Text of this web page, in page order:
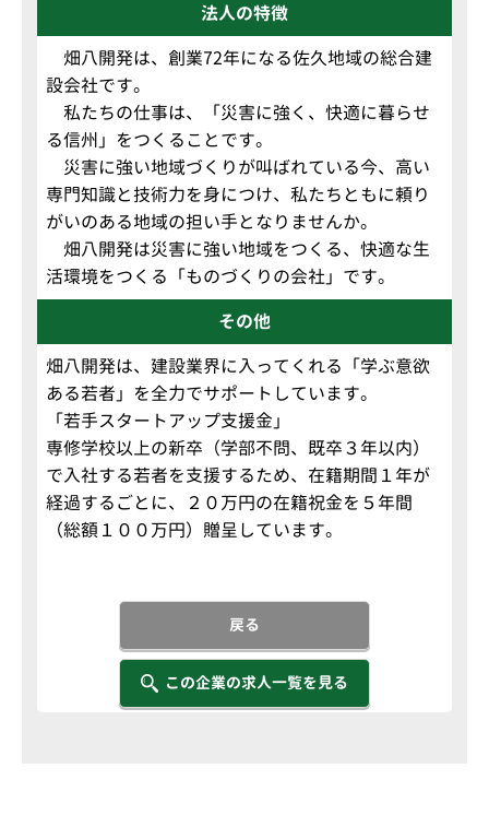
法人の特徴
畑八開発は、創業72年になる佐久地域の総合建
設会社です。
私たちの仕事は、「災害に強く、快適に暮らせ
る信州」をつくることです。
災害に強い地域づくりが叫ばれている今、高い
専門知識と技術力を身につけ、私たちともに頼り
がいのある地域の担い手となりませんか。
畑八開発は災害に強い地域をつくる、快適な生
活環境をつくる「ものづくりの会社」です。
その他
畑八開発は、建設業界に入ってくれる「学ぶ意欲
ある若者」を全力でサポートしています。
「若手スタートアップ支援金」
専修学校以上の新卒（学部不問、既卒３年以内）
で入社する若者を支援するため、在籍期間１年が
経過するごとに、２０万円の在籍祝金を５年間
（総額１００万円）贈呈しています。
戻る
この企業の求人一覧を見る